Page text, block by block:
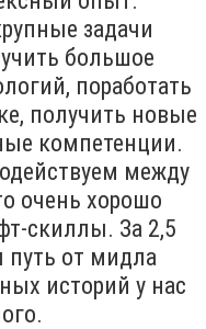
задачи
большое
поработать
получить новые
компетенции.
между
очень хорошо
скиллы. За 2,5
путь от мидла
историй у нас